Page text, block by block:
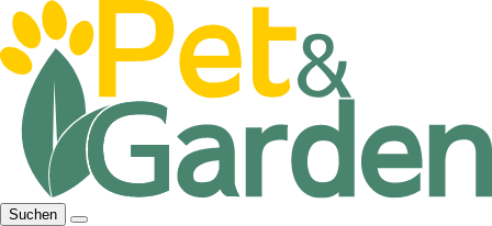
Suchen